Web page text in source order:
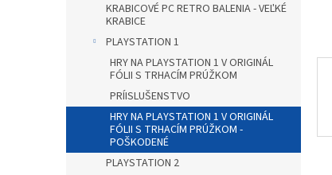
KRABICOVÉ PC RETRO BALENIA - VEĽKÉ
KRABICE
PLAYSTATION 1
HRY NA PLAYSTATION 1 V ORIGINÁL
FÓLII S TRHACÍM PRÚŽKOM
PRÍISLUŠENSTVO
HRY NA PLAYSTATION 1 V ORIGINÁL
FÓLII S TRHACÍM PRÚŽKOM -
POŠKODENÉ
PLAYSTATION 2